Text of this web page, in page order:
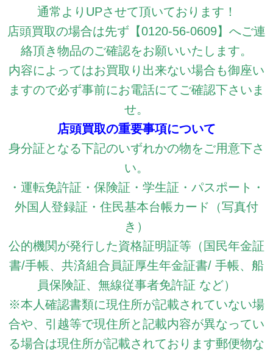
通常よりUPさせて頂いております！
店頭買取の場合は先ず【0120-56-0609】へご連
絡頂き物品のご確認をお願いいたします。
内容によってはお買取り出来ない場合も御座い
ますので必ず事前にお電話にてご確認下さいま
せ。
店頭買取の重要事項について
身分証となる下記のいずれかの物をご用意下さ
い。
・運転免許証・保険証・学生証・パスポート・
外国人登録証・住民基本台帳カード（写真付
き）
公的機関が発行した資格証明証等（国民年金証
書/手帳、共済組合員証厚生年金証書/ 手帳、船
員保険証、無線従事者免許証 など）
※本人確認書類に現住所が記載されていない場
合や、引越等で現住所と記載内容が異なってい
る場合は現住所が記載されております郵便物な